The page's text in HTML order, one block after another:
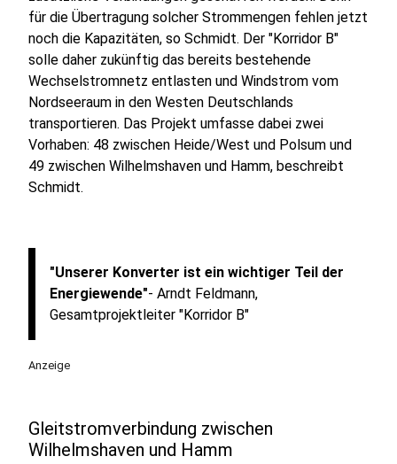
für die Übertragung solcher Strommengen fehlen jetzt
noch die Kapazitäten, so Schmidt. Der "Korridor B"
solle daher zukünftig das bereits bestehende
Wechselstromnetz entlasten und Windstrom vom
Nordseeraum in den Westen Deutschlands
transportieren. Das Projekt umfasse dabei zwei
Vorhaben: 48 zwischen Heide/West und Polsum und
49 zwischen Wilhelmshaven und Hamm, beschreibt
Schmidt.
"Unserer Konverter ist ein wichtiger Teil der
Energiewende"- Arndt Feldmann,
Gesamtprojektleiter "Korridor B"
Anzeige
Gleitstromverbindung zwischen
Wilhelmshaven und Hamm